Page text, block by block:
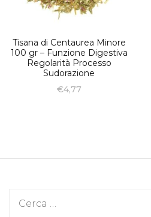
Tisana di Centaurea Minore
100 gr – Funzione Digestiva
Regolarità Processo
Sudorazione
€4,77
Ricerca